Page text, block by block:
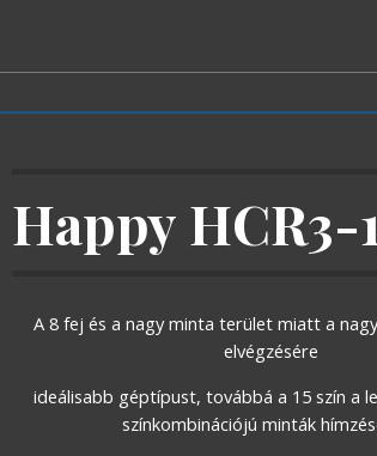
Happy HCR3-
A 8 fej és a nagy minta terület miatt a
elvégzésére
ideálisabb géptípust, továbbá a 15 szín a
színkombinációjú minták